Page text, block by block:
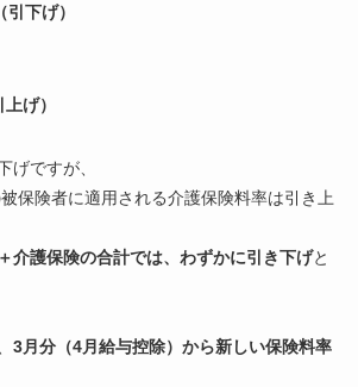
下げ）
げ）
げですが、
保険者に適用される介護保険料率は引き上
介護保険の合計では、わずかに引き下げと
3月分（4月給与控除）から新しい保険料率